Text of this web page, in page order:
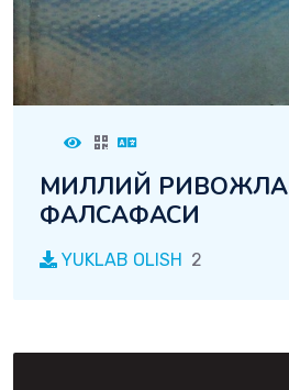
МИЛЛИЙ
ФАЛСАФАСИ
YUKLAB OLISH 2